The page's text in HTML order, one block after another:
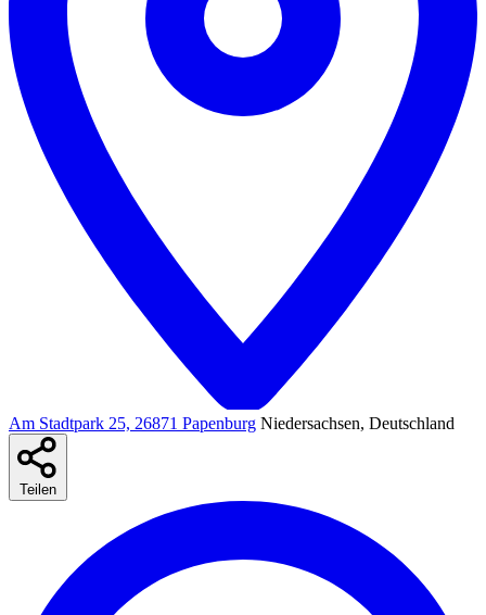
Am Stadtpark 25, 26871 Papenburg Niedersachsen, Deutschland
Teilen